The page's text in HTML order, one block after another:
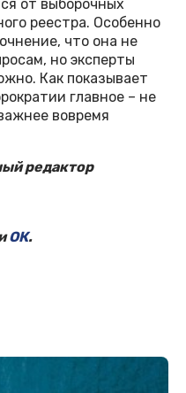
от выборочных
реестра. Особенно
что она не
но эксперты
Как показывает
главное – не
вовремя
редактор
ОК.